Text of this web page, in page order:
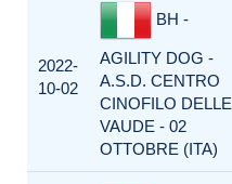
2022-
10-02
BH -
AGILITY DOG -
A.S.D. CENTRO
CINOFILO DELLE
VAUDE - 02
OTTOBRE (ITA)